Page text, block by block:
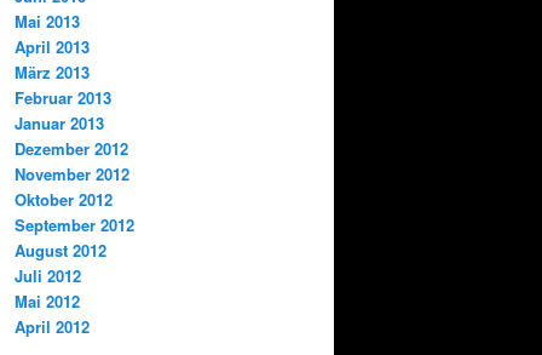
Mai 2013
April 2013
März 2013
Februar 2013
Januar 2013
Dezember 2012
November 2012
Oktober 2012
September 2012
August 2012
Juli 2012
Mai 2012
April 2012